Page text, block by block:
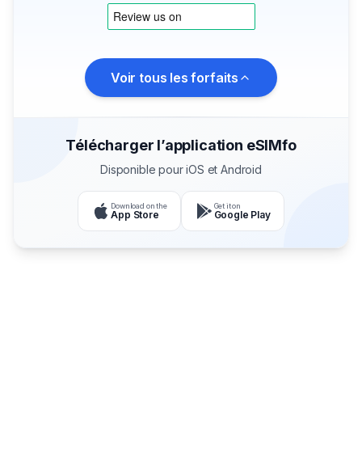
Voir tous les forfaits
Télécharger l’application eSIMfo
Disponible pour iOS et Android
Download on the
App Store
Get it on
Google Play